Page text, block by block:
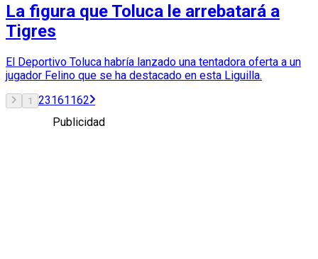
La figura que Toluca le arrebatará a
Tigres
El Deportivo Toluca habría lanzado una tentadora oferta a un
jugador Felino que se ha destacado en esta Liguilla.
1 23161162
Publicidad